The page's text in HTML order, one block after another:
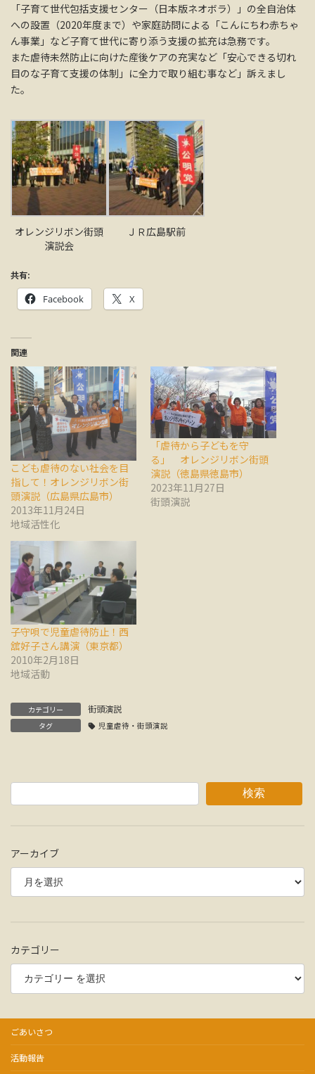
「子育て世代包括支援センター（日本版ネオボラ）」の全自治体
への設置（2020年度まで）や家庭訪問による「こんにちわ赤ちゃ
ん事業」など子育て世代に寄り添う支援の拡充は急務です。
また虐待未然防止に向けた産後ケアの充実など「安心できる切れ
目のな子育て支援の体制」に全力で取り組む事など」訴えまし
た。
オレンジリボン街頭
演説会
ＪＲ広島駅前
共有:
Facebook X
関連
こども虐待のない社会を目
指して！オレンジリボン街
頭演説（広島県広島市）
2013年11月24日
地域活性化
「虐待から子どもを守
る」 オレンジリボン街頭
演説（徳島県徳島市）
2023年11月27日
街頭演説
子守唄で児童虐待防止！西
舘好子さん講演（東京都）
2010年2月18日
地域活動
カテゴリー 街頭演説
タグ 児童虐待・街頭演説
検索
アーカイブ
カテゴリー
ごあいさつ
活動報告